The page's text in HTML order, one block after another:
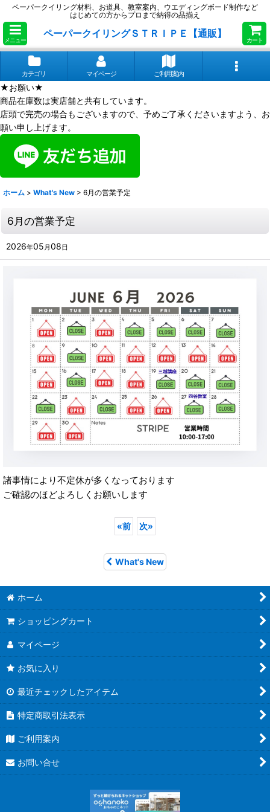
ペーパークイリング材料、お道具、教室案内、ウエディングボード制作など
はじめての方からプロまで納得の品揃え
メニュー
ペーパークイリングＳＴＲＩＰＥ【通販】
カート
カテゴリ マイページ ご利用案内
★お願い★
商品在庫数は実店舗と共有しています。
店頭で完売の場合もございますので、予めご了承くださいますよう、お
願い申し上げます。
ホーム > What's New > 6月の営業予定
6月の営業予定
2026年05 月08日
諸事情により不定休が多くなっております
ご確認のほどよろしくお願いします
«前 次»
What's New
ホーム
ショッピングカート
マイページ
お気に入り
最近チェックしたアイテム
特定商取引法表示
ご利用案内
お問い合せ